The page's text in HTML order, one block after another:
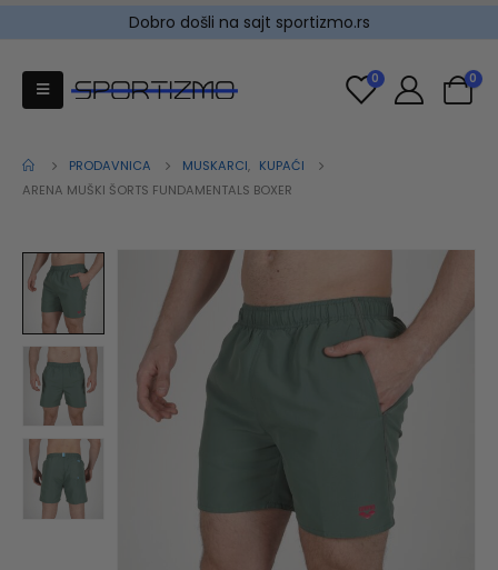
Dobro došli na sajt sportizmo.rs
0 0
PRODAVNICA MUSKARCI, KUPAĆI
ARENA MUŠKI ŠORTS FUNDAMENTALS BOXER